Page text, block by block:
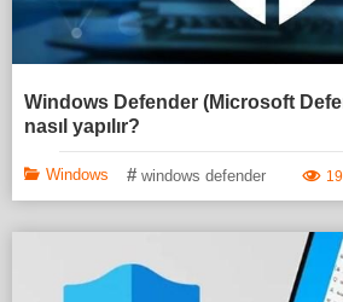
Windows Defender (Microsoft
nasıl yapılır?
Windows # windows defender